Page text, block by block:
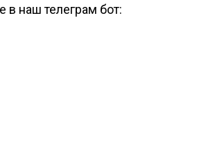
в наш телеграм бот: